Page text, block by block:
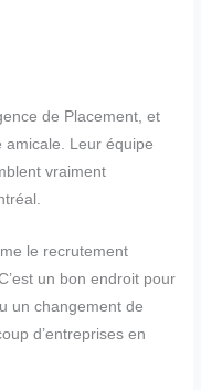
de Placement, et
amicale. Leur équipe
vraiment
le recrutement
un bon endroit pour
un changement de
d’entreprises en